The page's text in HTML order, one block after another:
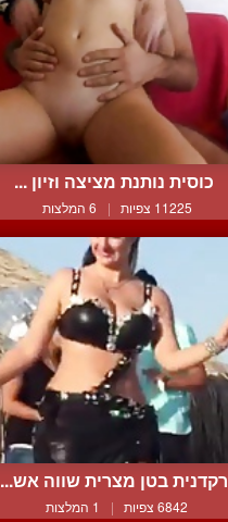
כוסית נותנת מציצה וזיון ...
11225 צפיות | 6 המלצות
רקדנית בטן מצרית שווה אש...
6842 צפיות | 1 המלצות